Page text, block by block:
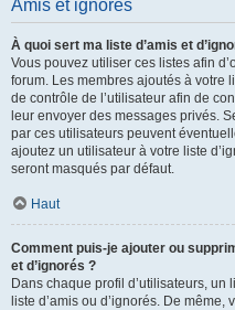
Amis et ignorés
À quoi sert ma liste d’amis et
Vous pouvez utiliser ces listes afin
forum. Les membres ajoutés à votre
de contrôle de l’utilisateur afin de
leur envoyer des messages privés.
par ces utilisateurs peuvent
ajoutez un utilisateur à votre liste
seront masqués par défaut.
Haut
Comment puis-je ajouter ou
et d’ignorés ?
Dans chaque profil d’utilisateurs,
liste d’amis ou d’ignorés. De